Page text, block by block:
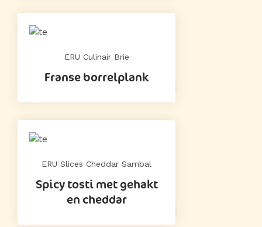
ERU Culinair Brie
Franse borrelplank
ERU Slices Cheddar Sambal
Spicy tosti met gehakt
en cheddar